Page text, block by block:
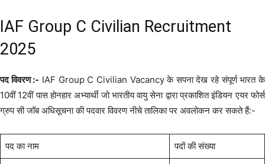
IAF Group C Civilian Recruitment
2025
पद विवरण :- IAF Group C Civilian Vacancy के सपना देख रहे संपूर्ण भारत के
10वीं 12वीं पास होनहार अभ्यार्थी जो भारतीय वायु सेना द्वारा प्रकाशित इंडियन एयर फोर्स
ग्रुप सी जॉब अधिसूचना की पदवार विवरण नीचे तालिका पर अवलोकन कर सकते हैं:-
पद का नाम पदों की संख्या